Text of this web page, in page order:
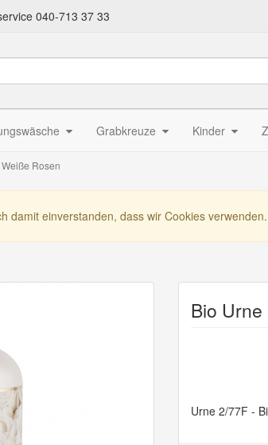
040-713 37 33
Grabkreuze Kinder
Rosen
damit einverstanden, dass wir Cookies verwenden.
Bio
Urne 2/77F -